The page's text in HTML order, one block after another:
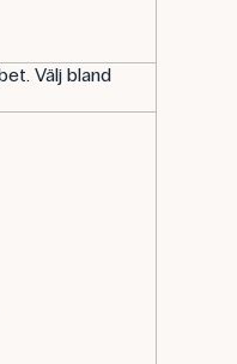
Välj bland